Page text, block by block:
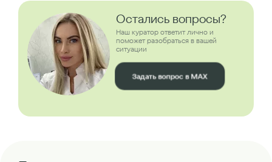
Остались вопросы?
Наш куратор ответит лично и
поможет разобраться в вашей
ситуации
Задать вопрос в MAX